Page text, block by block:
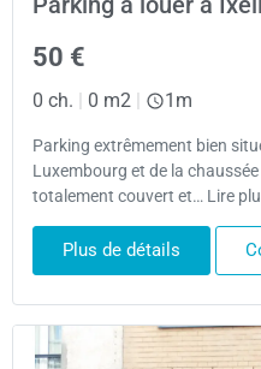
50 €
0 ch. 0 m2 1m
Parking extrêmement bien
Luxembourg et de la
totalement couvert et… Lire
Plus de détails